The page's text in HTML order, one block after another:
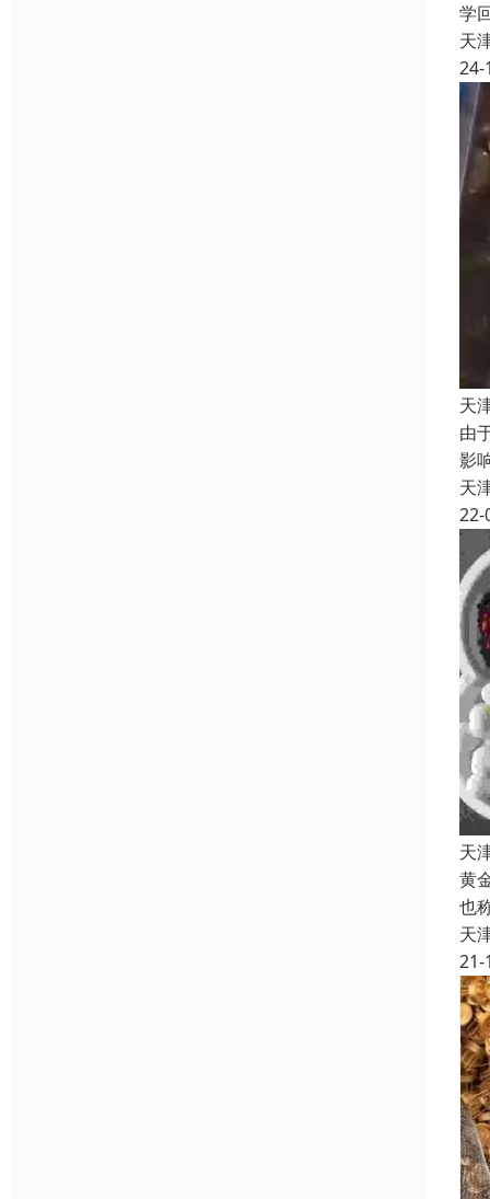
学
天
24-
天
由
影
天
22-
天
黄
也
天
21-